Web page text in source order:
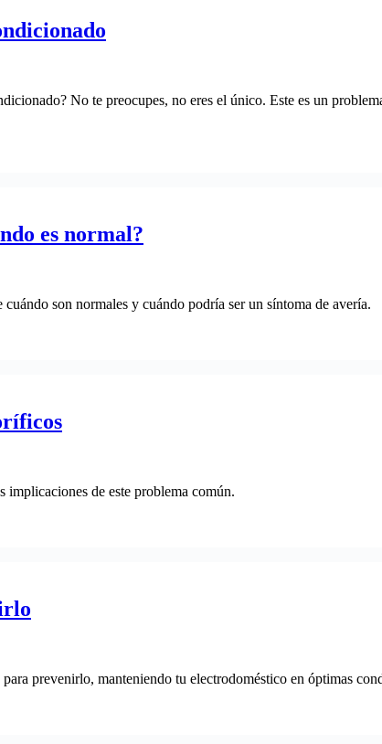
No te preocupes, no eres el único. Este es un
es normal?
son normales y cuándo podría ser un síntoma de avería.
de este problema común.
prevenirlo, manteniendo tu electrodoméstico en óptimas